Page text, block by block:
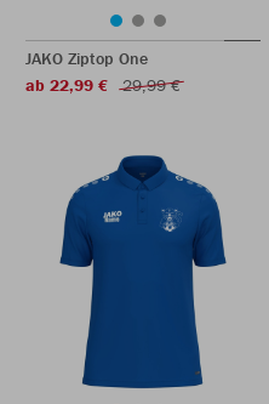
JAKO Ziptop One
ab 22,99 €
29,99 €